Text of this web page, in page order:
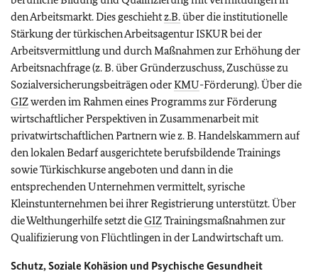
den Arbeitsmarkt. Dies geschiehtz.B.über die institutionelle
Stärkung der türkischen Arbeitsagentur ISKUR bei der
Arbeitsvermittlung und durch Maßnahmen zur Erhöhung der
Arbeitsnachfrage (z. B. über Gründerzuschuss, Zuschüsse zu
Sozialversicherungsbeiträgen oderKMU-Förderung). Über die
GIZwerden im Rahmen eines Programms zur Förderung
wirtschaftlicher Perspektiven in Zusammenarbeit mit
privatwirtschaftlichen Partnern wie z. B. Handelskammern auf
den lokalen Bedarf ausgerichtete berufsbildende Trainings
sowie Türkischkurse angeboten und dann in die
entsprechenden Unternehmen vermittelt, syrische
Kleinstunternehmen bei ihrer Registrierung unterstützt. Über
die Welthungerhilfe setzt dieGIZTrainingsmaßnahmen zur
Qualifizierung von Flüchtlingen in der Landwirtschaft um.
Schutz, Soziale Kohäsion und Psychische Gesundheit